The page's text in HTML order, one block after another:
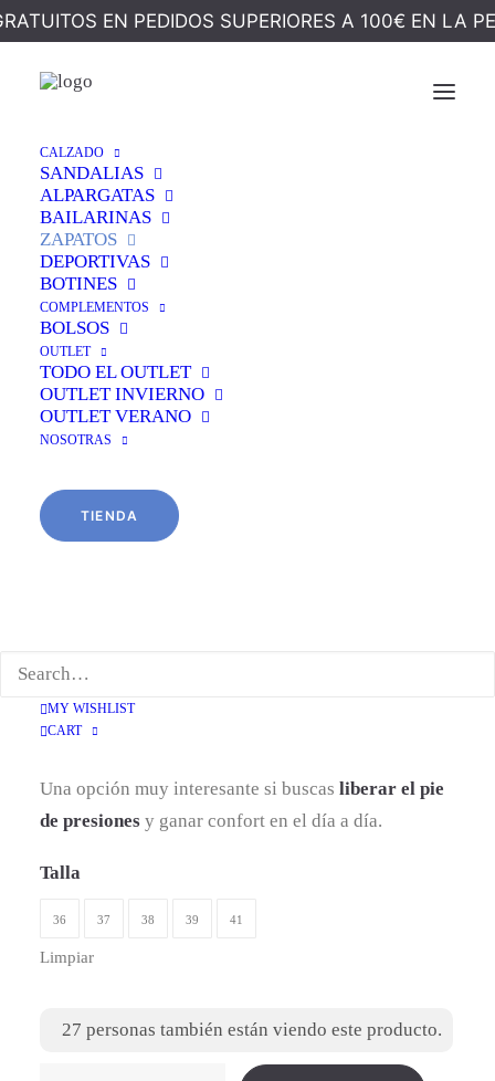
EN PEDIDOS SUPERIORES A 100€ EN LA
CALZADO
SANDALIAS
ALPARGATAS
BAILARINAS
ZAPATOS
DEPORTIVAS
BOTINES
COMPLEMENTOS
BOLSOS
OUTLET
TODO EL OUTLET
OUTLET INVIERNO
OUTLET VERANO
NOSOTRAS
TIENDA
MY WISHLIST
CART
Inicio Calzado
NAÚTICO BAREFOOT
AZUL
119,90€ El
precio
original
era:
71,99
Estezapato de mujer tipo barefoot en piel
pensado para una forma de caminar más natural. Su
evitando presiones y aportando comodidad. La
plantilla de transición
•Plantilla:
•Suela:flexible
•Calce:
Una opción muy interesante si buscas liberar el pie
de presiones y ganar confort en el día a día.
Talla
36 37 38 39 41
Limpiar
27 personas también están viendo este producto.